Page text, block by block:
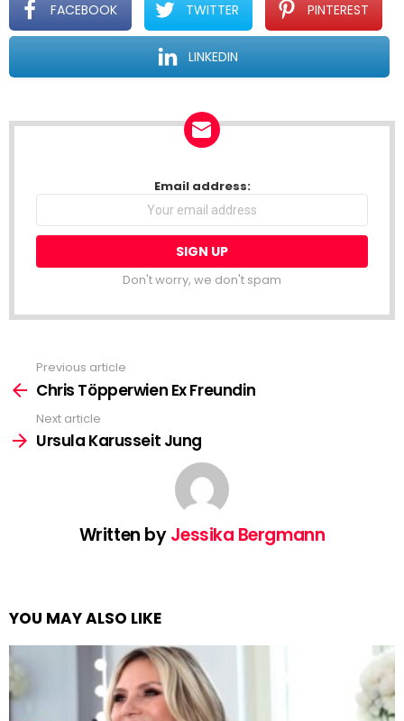
FACEBOOK TWITTER PINTEREST
LINKEDIN
NEWSLETTER Email address:
Don't worry, we don't spam
more
Previous article
Chris Töpperwien Ex Freundin
Next article
Ursula Karusseit Jung
Written byJessika Bergmann
YOU MAY ALSO LIKE